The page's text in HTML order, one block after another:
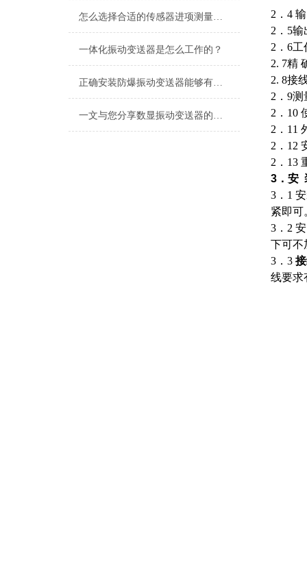
怎么选择合适的传感器进项测量，减少传感器测试带来的影响？
一体化振动变送器是怎么工作的？
正确安装防爆振动变送器能够有效预防潜在的安全隐患
一文与您分享数显振动变送器的常见问题相应解决方法
2．4
2．5
2．6工
2. 7精
2. 8接
2．9
2．10
2．11
2．12
2．13
3．安
3．1
紧即可
3．2
下可不
3．3
线要求